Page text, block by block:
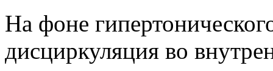
На фоне
дисциркуляция во